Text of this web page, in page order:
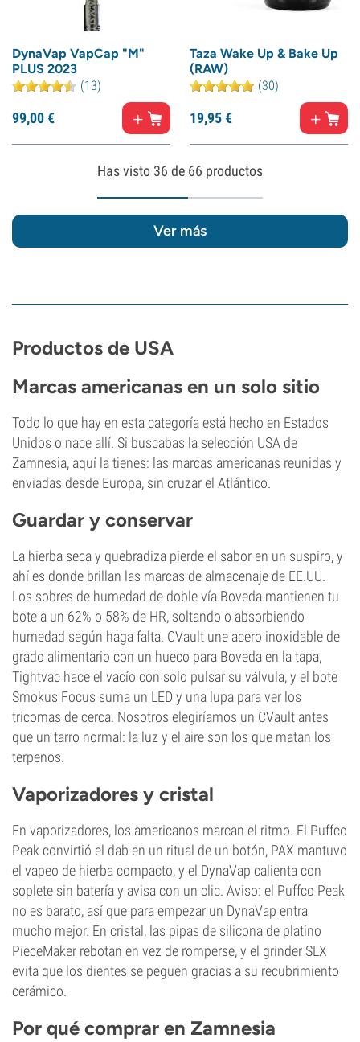
DynaVap VapCap "M"
PLUS 2023
(13)
99,00€
Taza Wake Up & Bake Up
(RAW)
(30)
19,95€
Has visto 36 de 66 productos
Ver más
Productos de USA
Marcas americanas en un solo sitio
Todo lo que hay en esta categoría está hecho en Estados
Unidos o nace allí. Si buscabas la selección USA de
Zamnesia, aquí la tienes: las marcas americanas reunidas y
enviadas desde Europa, sin cruzar el Atlántico.
Guardar y conservar
La hierba seca y quebradiza pierde el sabor en un suspiro, y
ahí es donde brillan las marcas de almacenaje de EE.UU.
Los sobres de humedad de doble vía Boveda mantienen tu
bote a un 62% o 58% de HR, soltando o absorbiendo
humedad según haga falta. CVault une acero inoxidable de
grado alimentario con un hueco para Boveda en la tapa,
Tightvac hace el vacío con solo pulsar su válvula, y el bote
Smokus Focus suma un LED y una lupa para ver los
tricomas de cerca. Nosotros elegiríamos un CVault antes
que un tarro normal: la luz y el aire son los que matan los
terpenos.
Vaporizadores y cristal
En vaporizadores, los americanos marcan el ritmo. El Puffco
Peak convirtió el dab en un ritual de un botón, PAX mantuvo
el vapeo de hierba compacto, y el DynaVap calienta con
soplete sin batería y avisa con un clic. Aviso: el Puffco Peak
no es barato, así que para empezar un DynaVap entra
mucho mejor. En cristal, las pipas de silicona de platino
PieceMaker rebotan en vez de romperse, y el grinder SLX
evita que los dientes se peguen gracias a su recubrimiento
cerámico.
Por qué comprar en Zamnesia